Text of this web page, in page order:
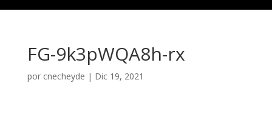
FG-9k3pWQA8h-rx
por cnecheyde | Dic 19, 2021